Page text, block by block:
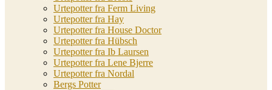
Urtepotter fra Ferm Living
Urtepotter fra Hay
Urtepotter fra House Doctor
Urtepotter fra Hübsch
Urtepotter fra Ib Laursen
Urtepotter fra Lene Bjerre
Urtepotter fra Nordal
Bergs Potter